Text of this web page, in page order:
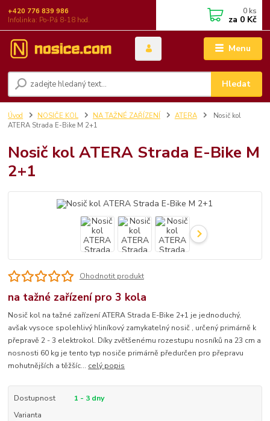
Menu
Hledat
+420 776 839 986
Infolinka: Po-Pá 8-18 hod.
0 ks
za 0 Kč
Úvod NOSIČE KOL NA TAŽNÉ ZAŘÍZENÍ ATERA
Nosič kol
ATERA Strada E-Bike M 2+1
Nosič kol ATERA Strada E-Bike M
2+1
Ohodnotit produkt
na tažné zařízení pro 3 kola
Nosič kol na tažné zařízení ATERA Strada E-Bike 2+1 je jednoduchý,
avšak vysoce spolehlivý hliníkový zamykatelný nosič , určený primárně k
přepravě 2 - 3 elektrokol. Díky zvětšenému rozestupu nosníků na 23 cm a
nosnosti 60 kg je tento typ nosiče primárně předurčen pro přepravu
mohutnějších a těžšíc... celý popis
Dostupnost
1 - 3 dny
Varianta